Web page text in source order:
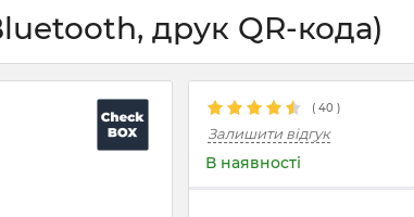
друк QR-кода)
( 40 )
Залишити відгук
В наявності